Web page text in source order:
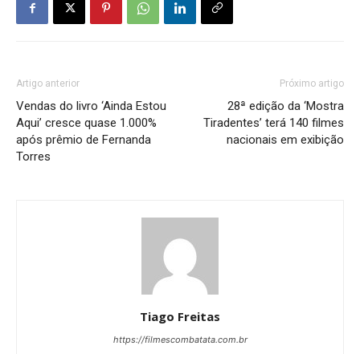
Artigo anterior
Vendas do livro ‘Ainda Estou
Aqui’ cresce quase 1.000%
após prêmio de Fernanda
Torres
Próximo artigo
28ª edição da ‘Mostra
Tiradentes’ terá 140 filmes
nacionais em exibição
Tiago Freitas
https://filmescombatata.com.br